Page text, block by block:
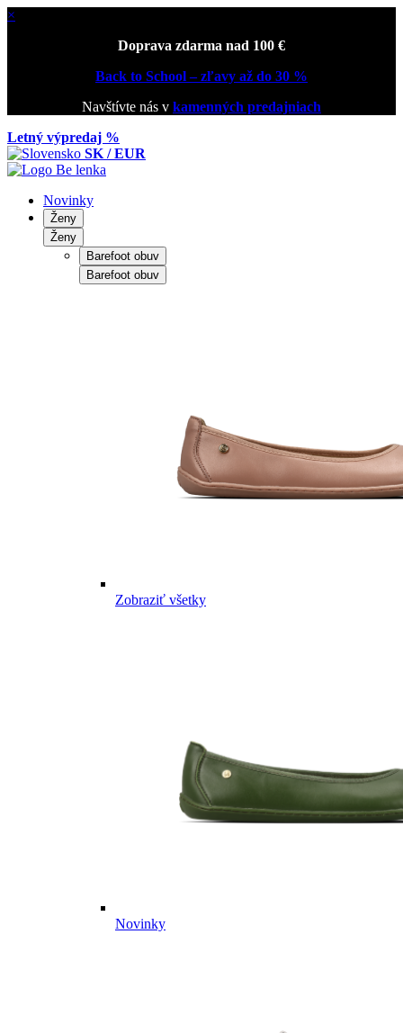
×
Doprava zdarma nad 100 €
Back to School – zľavy až do 30 %
Navštívte nás v kamenných predajniach
Letný výpredaj %
SK / EUR
Novinky
Ženy
Ženy
Barefoot obuv
Barefoot obuv
Zobraziť všetky
Novinky